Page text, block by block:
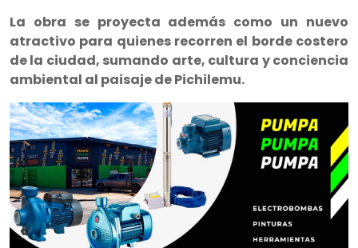
La obra se proyecta además como un nuevo
atractivo para quienes recorren el borde costero
de la ciudad, sumando arte, cultura y conciencia
ambiental al paisaje de Pichilemu.